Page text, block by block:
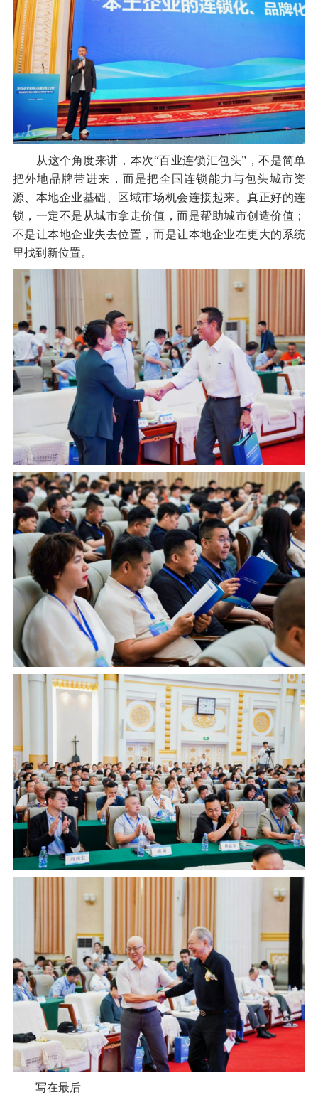
从这个角度来讲，本次“百业连锁汇包头”，不是简单
把外地品牌带进来，而是把全国连锁能力与包头城市资
源、本地企业基础、区域市场机会连接起来。真正好的连
锁，一定不是从城市拿走价值，而是帮助城市创造价值；
不是让本地企业失去位置，而是让本地企业在更大的系统
里找到新位置。
写在最后